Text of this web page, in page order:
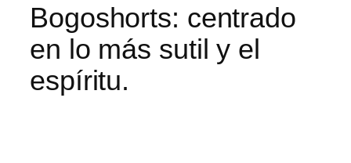
Bogoshorts: centrado
en lo más sutil y el
espíritu.